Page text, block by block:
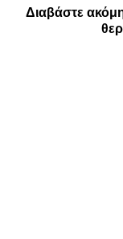
Διαβάστε